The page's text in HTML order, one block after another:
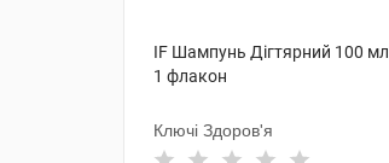
IF Шампунь Дігтярний 100 мл
1 флакон
Ключі Здоров'я